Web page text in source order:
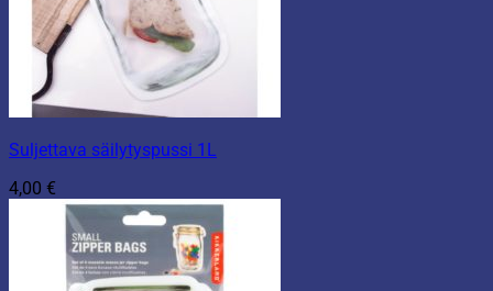
Suljettava säilytyspussi 1L
4,00 €